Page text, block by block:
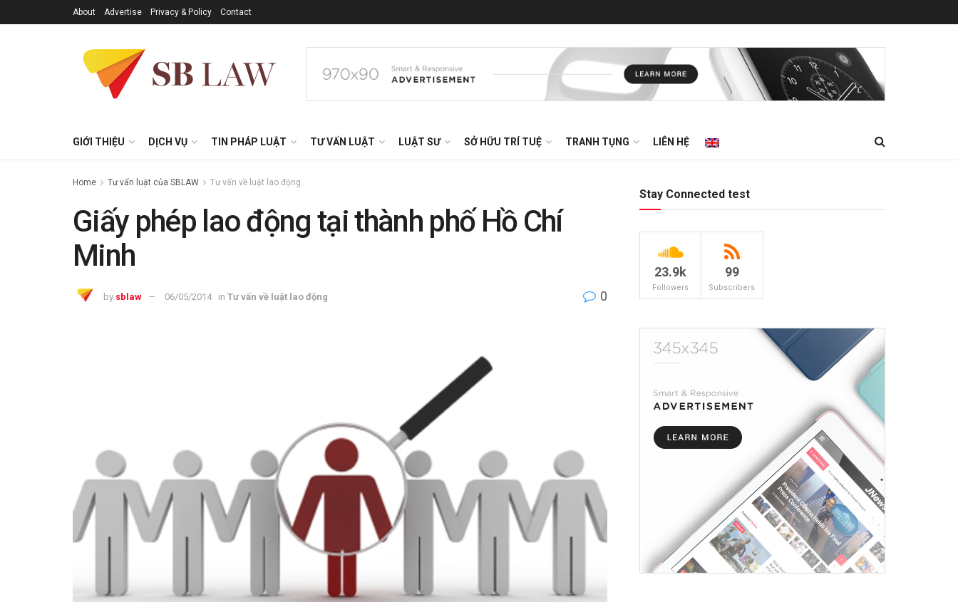
About Advertise Privacy & Policy Contact
GIỚI THIỆU DỊCH VỤ TIN PHÁP LUẬT TƯ VẤN LUẬT LUẬT SƯ SỞ HỮU TRÍ TUỆ TRANH TỤNG LIÊN HỆ
Home Tư vấn luật của SBLAW Tư vấn về luật lao động
Giấy phép lao động tại thành phố Hồ Chí
Minh
by sblaw 06/05/2014 in Tư vấn về luật lao động 0
Stay Connected test
23.9k
Followers
99
Subscribers